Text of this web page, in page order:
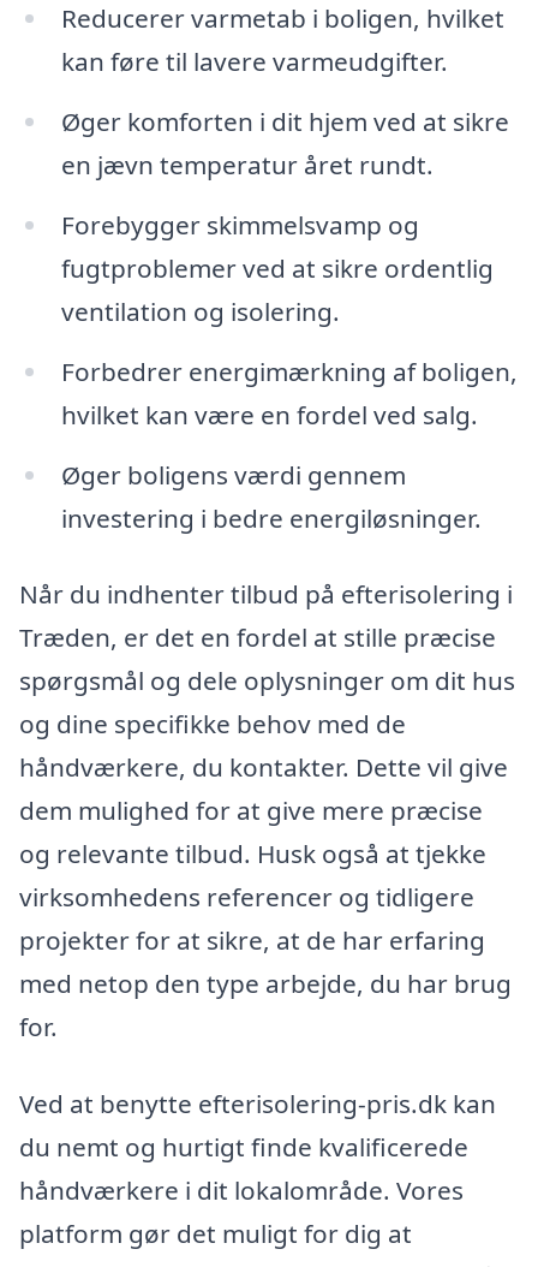
Reducerer varmetab i boligen, hvilket
kan føre til lavere varmeudgifter.
Øger komforten i dit hjem ved at sikre
en jævn temperatur året rundt.
Forebygger skimmelsvamp og
fugtproblemer ved at sikre ordentlig
ventilation og isolering.
Forbedrer energimærkning af boligen,
hvilket kan være en fordel ved salg.
Øger boligens værdi gennem
investering i bedre energiløsninger.
Når du indhenter tilbud på efterisolering i
Træden, er det en fordel at stille præcise
spørgsmål og dele oplysninger om dit hus
og dine specifikke behov med de
håndværkere, du kontakter. Dette vil give
dem mulighed for at give mere præcise
og relevante tilbud. Husk også at tjekke
virksomhedens referencer og tidligere
projekter for at sikre, at de har erfaring
med netop den type arbejde, du har brug
for.
Ved at benytte efterisolering-pris.dk kan
du nemt og hurtigt finde kvalificerede
håndværkere i dit lokalområde. Vores
platform gør det muligt for dig at